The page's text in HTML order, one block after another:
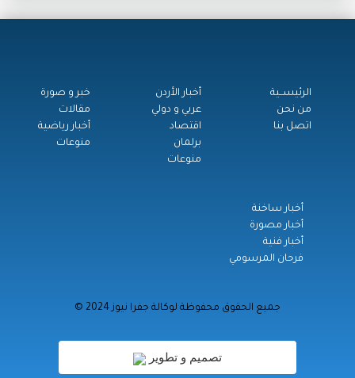
الرئيســية
من نحن
اتصل بنا
أخبار الأردن
عربي و دولي
اقتصاد
برلمان
منوعات
خبر و صورة
مقالات
أخبار رياضية
منوعات
أخبار ساخنة
أخبار مصورة
أخبار فنية
فرحان المرسومي
© جميع الحقوق محفوظة لوكالة جفرا نيوز 2024
تصميم و تطوير